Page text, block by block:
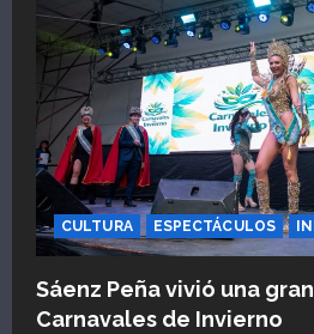
CULTURA ESPECTÁCULOS
Sáenz Peña vivió una
Carnavales de Invierno